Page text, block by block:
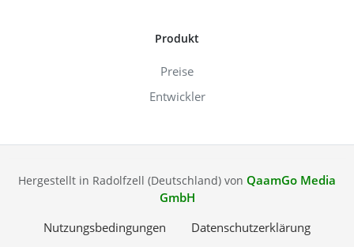
Produkt
Preise
Entwickler
Hergestellt in Radolfzell (Deutschland) von QaamGo Media
GmbH
Nutzungsbedingungen
Datenschutzerklärung